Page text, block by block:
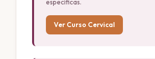
Ver Curso Cervical